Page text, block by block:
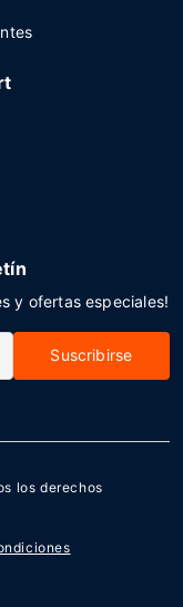
y ofertas especiales!
Suscribirse
los derechos